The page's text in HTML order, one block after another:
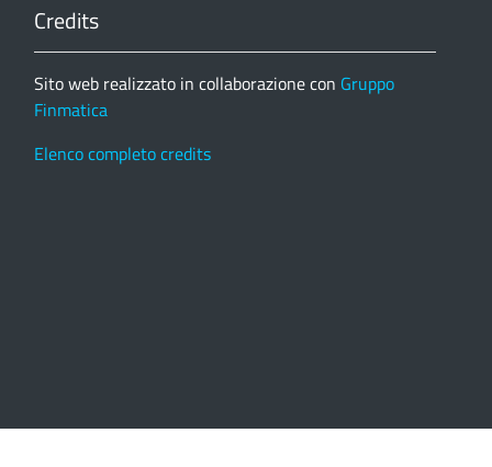
Credits
Sito web realizzato in collaborazione con Gruppo
Finmatica
Elenco completo credits